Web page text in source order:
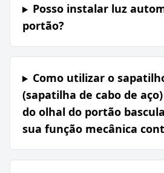
Posso instalar luz
portão?
Como utilizar o
(sapatilha de cabo de
do olhal do portão
sua função mecânica